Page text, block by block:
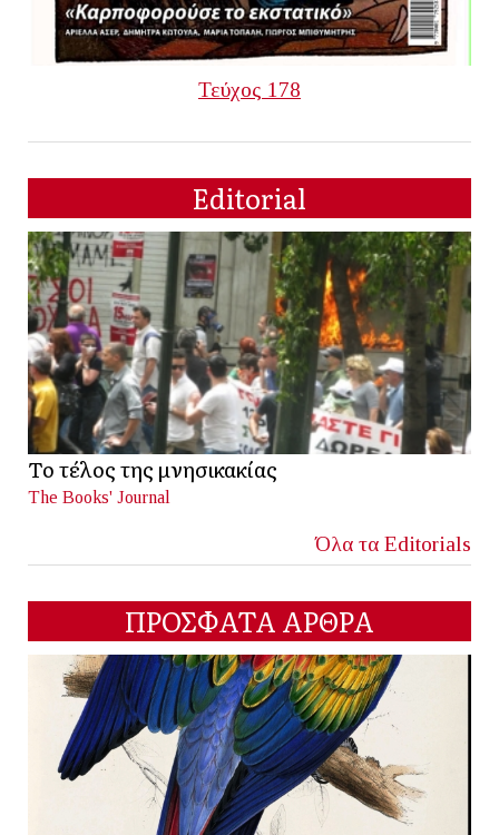
Τεύχος 178
Editorial
Το τέλος της μνησικακίας
The Books' Journal
Όλα τα Editorials
ΠΡΟΣΦΑΤΑ ΑΡΘΡΑ